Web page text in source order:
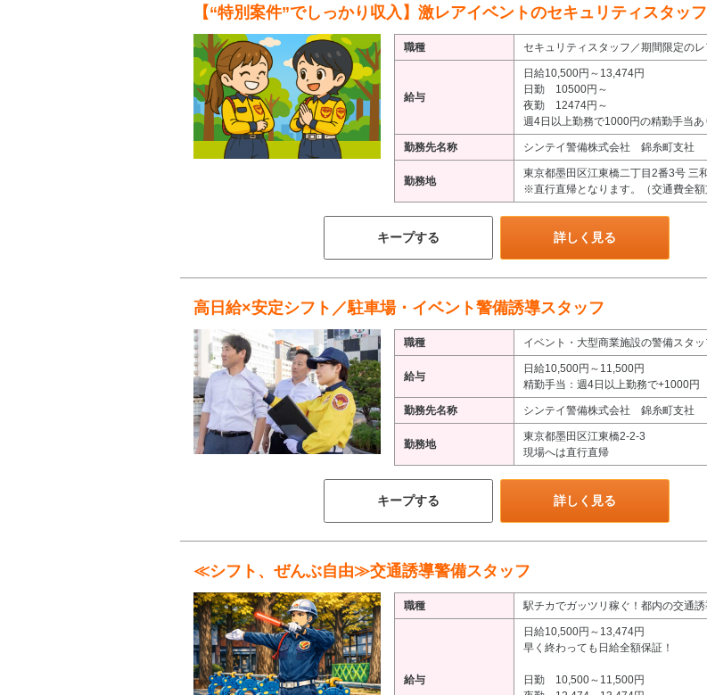
【“特別案件”でしっかり収入】激レアイベントのセキュリティスタッフ
職種 セキュリティスタッフ／期間限定のレ
給与
日給10,500円～13,474円
日勤 10500円～
夜勤 12474円～
週4日以上勤務で1000円の精勤手当あ
勤務先名称 シンテイ警備株式会社 錦糸町支社
勤務地
東京都墨田区江東橋二丁目2番3号 三
※直行直帰となります。（交通費全額
キープする 詳しく見る
高日給×安定シフト／駐車場・イベント警備誘導スタッフ
職種 イベント・大型商業施設の警備スタッ
給与
日給10,500円～11,500円
精勤手当：週4日以上勤務で+1000円
勤務先名称 シンテイ警備株式会社 錦糸町支社
勤務地
東京都墨田区江東橋2-2-3
現場へは直行直帰
キープする 詳しく見る
≪シフト、ぜんぶ自由≫交通誘導警備スタッフ
職種 駅チカでガッツリ稼ぐ！都内の交通
給与
日給10,500円～13,474円
早く終わっても日給全額保証！
日勤 10,500～11,500円